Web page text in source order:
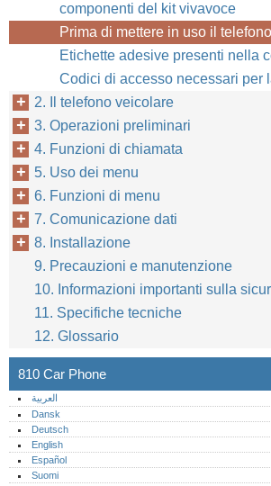
componenti del kit vivavoce
Prima di mettere in uso il telefono
Etichette adesive presenti nella
Codici di accesso necessari per
2. Il telefono veicolare
3. Operazioni preliminari
4. Funzioni di chiamata
5. Uso dei menu
6. Funzioni di menu
7. Comunicazione dati
8. Installazione
9. Precauzioni e manutenzione
10. Informazioni importanti sulla
11. Specifiche tecniche
12. Glossario
810 Car Phone
العربية
Dansk
Deutsch
English
Español
Suomi